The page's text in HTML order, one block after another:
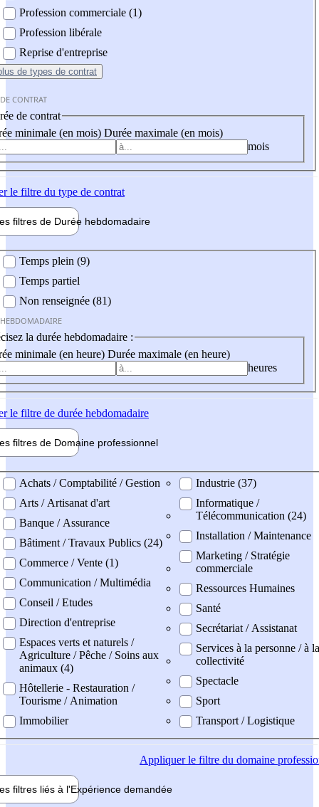
Profession commerciale (1)
Profession libérale
Reprise d'entreprise
de types de contrat
CONTRAT
de contrat
minimale (en mois) Durée maximale (en mois)
mois
le filtre du type de contrat
filtres de Durée hebdomadaire
Temps plein (9)
Temps partiel
Non renseignée (81)
la durée hebdomadaire :
minimale (en heure) Durée maximale (en heure)
heures
le filtre de durée hebdomadaire
filtres de Domaine professionnel
professionel
Achats / Comptabilité / Gestion
Arts / Artisanat d'art
Banque / Assurance
Bâtiment / Travaux Publics (24)
Commerce / Vente (1)
Communication / Multimédia
Conseil / Etudes
Direction d'entreprise
Espaces verts et naturels /
Agriculture / Pêche / Soins aux
animaux (4)
Hôtellerie - Restauration /
Tourisme / Animation
Immobilier
Industrie (37)
Informatique /
Télécommunication (24)
Installation / Maintenance
Marketing / Stratégie
commerciale
Ressources Humaines
Santé
Secrétariat / Assistanat
Services à la personne / à la
collectivité
Spectacle
Sport
Transport / Logistique
Appliquerle filtre du domaine
filtres liés à l'Expérience demandée